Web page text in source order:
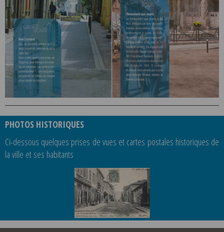
PHOTOS HISTORIQUES
Ci-dessous quelques prises de vues et cartes postales historiques de
la ville et ses habitants